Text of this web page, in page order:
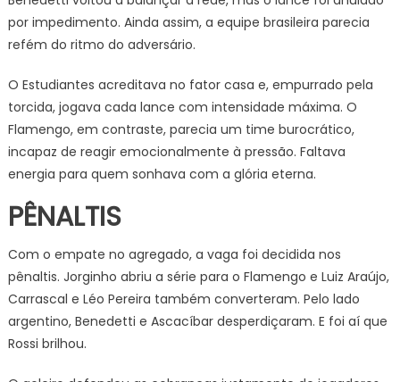
por impedimento. Ainda assim, a equipe brasileira parecia
refém do ritmo do adversário.
O Estudiantes acreditava no fator casa e, empurrado pela
torcida, jogava cada lance com intensidade máxima. O
Flamengo, em contraste, parecia um time burocrático,
incapaz de reagir emocionalmente à pressão. Faltava
energia para quem sonhava com a glória eterna.
PÊNALTIS
Com o empate no agregado, a vaga foi decidida nos
pênaltis. Jorginho abriu a série para o Flamengo e Luiz Araújo,
Carrascal e Léo Pereira também converteram. Pelo lado
argentino, Benedetti e Ascacíbar desperdiçaram. E foi aí que
Rossi brilhou.